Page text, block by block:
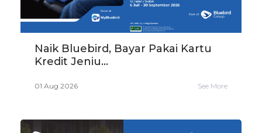
Naik Bluebird, Bayar Pakai Kartu
Kredit Jeniu...
01 Aug 2026 See More